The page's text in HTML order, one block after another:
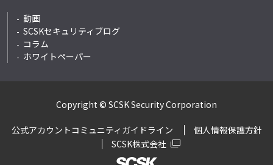
動画
SCSKセキュリティブログ
コラム
ホワイトペーパー
Copyright © SCSK Security Corporation
公式アカウントコミュニティガイドライン
個人情報保護方針
SCSK株式会社